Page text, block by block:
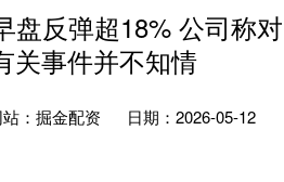
盘反弹超18% 公司称对
关事件并不知情
站：掘金配资
日期：2026-05-12